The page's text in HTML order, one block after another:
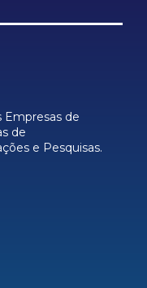
Empresas de
de
e Pesquisas.